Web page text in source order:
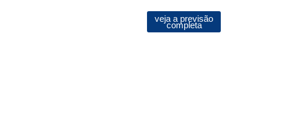
veja a previsão
completa